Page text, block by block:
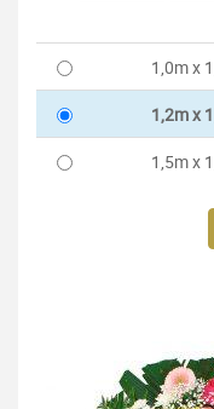
1,0m x
1,2m x
1,5m x